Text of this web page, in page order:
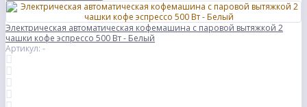
Электрическая автоматическая кофемашина с паровой вытяжкой 2
чашки кофе эспрессо 500 Вт - Белый
Артикул: -